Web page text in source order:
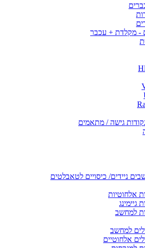
- מקלדת + עכבר
גישה / מתאמים
ניידים/ כיסויים לטאבלטים
אלחוטיות
גיימינג
למחשב
למחשב
אלחוטיים